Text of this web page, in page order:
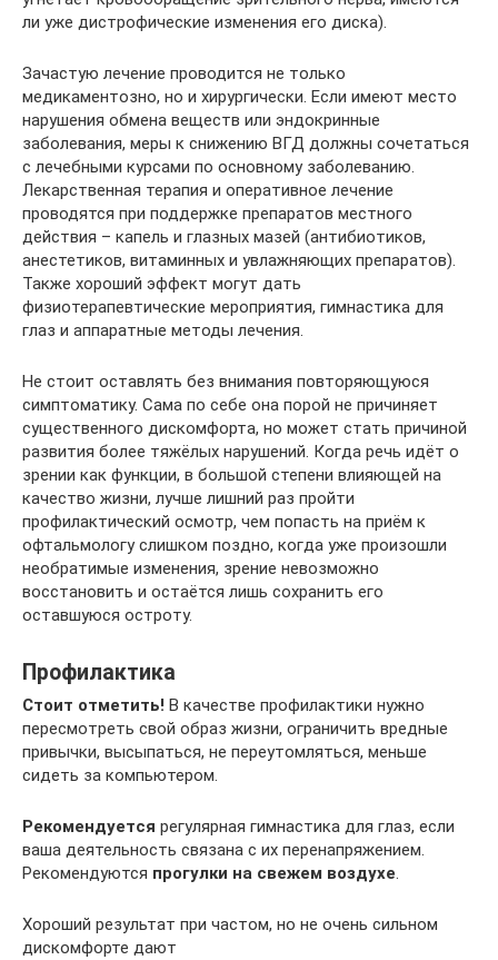
ли уже дистрофические изменения его диска).
Зачастую лечение проводится не только
медикаментозно, но и хирургически. Если имеют место
нарушения обмена веществ или эндокринные
заболевания, меры к снижению ВГД должны сочетаться
с лечебными курсами по основному заболеванию.
Лекарственная терапия и оперативное лечение
проводятся при поддержке препаратов местного
действия – капель и глазных мазей (антибиотиков,
анестетиков, витаминных и увлажняющих препаратов).
Также хороший эффект могут дать
физиотерапевтические мероприятия, гимнастика для
глаз и аппаратные методы лечения.
Не стоит оставлять без внимания повторяющуюся
симптоматику. Сама по себе она порой не причиняет
существенного дискомфорта, но может стать причиной
развития более тяжёлых нарушений. Когда речь идёт о
зрении как функции, в большой степени влияющей на
качество жизни, лучше лишний раз пройти
профилактический осмотр, чем попасть на приём к
офтальмологу слишком поздно, когда уже произошли
необратимые изменения, зрение невозможно
восстановить и остаётся лишь сохранить его
оставшуюся остроту.
Профилактика
Стоит отметить! В качестве профилактики нужно
пересмотреть свой образ жизни, ограничить вредные
привычки, высыпаться, не переутомляться, меньше
сидеть за компьютером.
Рекомендуется регулярная гимнастика для глаз, если
ваша деятельность связана с их перенапряжением.
Рекомендуются прогулки на свежем воздухе.
Хороший результат при частом, но не очень сильном
дискомфорте дают